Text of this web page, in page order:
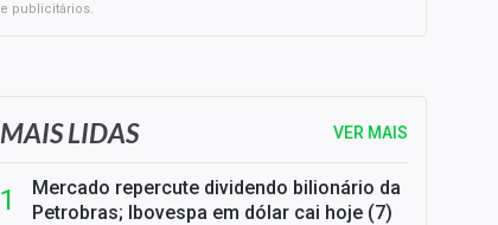
e publicitários.
SELIC em 14%: A repercussão da decisão sobre os JUROS
MAIS LIDAS VER MAIS
Mercado repercute dividendo bilionário da
Petrobras; Ibovespa em dólar cai hoje (7)